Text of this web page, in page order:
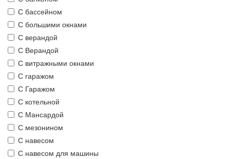
С бассейном
С большими окнами
С верандой
С Верандой
С витражными окнами
С гаражом
С Гаражом
С котельной
С Мансардой
С мезонином
С навесом
С навесом для машины